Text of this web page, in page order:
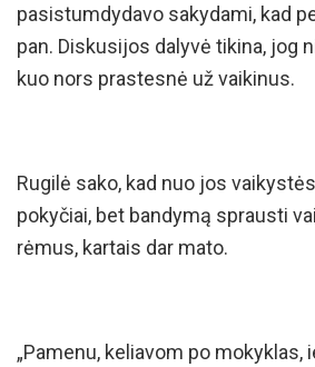
pasistumdydavo sakydami, kad
pan. Diskusijos dalyvė tikina, jog
kuo nors prastesnė už vaikinus.
Rugilė sako, kad nuo jos
pokyčiai, bet bandymą sprausti
rėmus, kartais dar mato.
„Pamenu, keliavom po mokyklas,